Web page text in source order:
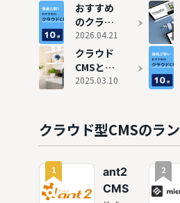
おすすめ
のクラウ
ドCMS10
選
2026.04.21
クラウド
CMSと
は？メリ
や選び方
を解説
2025.03.10
クラウド型CMSのラ
1
ant2
CMS
2